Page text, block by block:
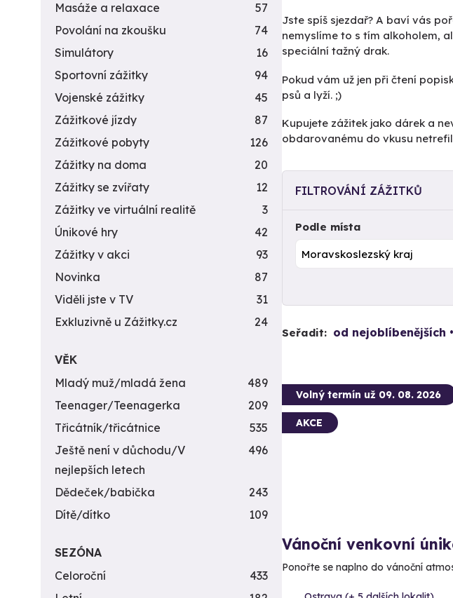
Jste spíš sjezdař? A baví vás
nemyslíme to s tím alkoholem,
speciální tažný drak.
Pokud vám už jen při čtení
psů a lyží. ;)
Kupujete zážitek jako dárek a
obdarovanému do vkusu
FILTROVÁNÍ ZÁŽITKŮ
Podle místa
Seřadit: od nejoblíbenějších
Volný termín už 09. 08. 2026
AKCE
Vánoční venkovní
Ponořte se naplno do vánoční
Masáže a relaxace
57
Povolání na zkoušku
74
Simulátory
16
Sportovní zážitky
94
Vojenské zážitky
45
Zážitkové jízdy
87
Zážitkové pobyty
126
Zážitky na doma
20
Zážitky se zvířaty
12
Zážitky ve virtuální realitě
3
Únikové hry
42
Zážitky v akci
93
Novinka
87
Viděli jste v TV
31
Exkluzivně u Zážitky.cz
24
VĚK
Mladý muž/mladá žena
489
Teenager/Teenagerka
209
Třicátník/třicátnice
535
Ještě není v důchodu/V
nejlepších letech
496
Dědeček/babička
243
Dítě/dítko
109
SEZÓNA
Celoroční
433